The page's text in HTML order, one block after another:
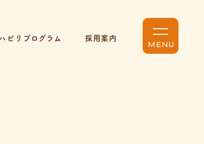
ビリプログラム 採用案内